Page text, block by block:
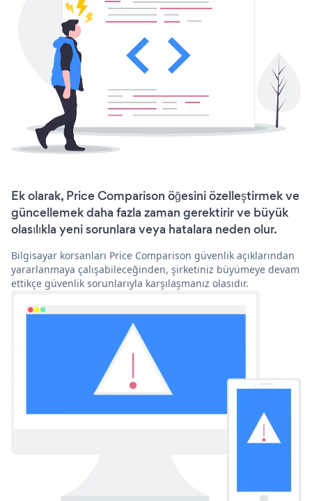
Ek olarak, Price Comparison öğesini özelleştirmek ve
güncellemek daha fazla zaman gerektirir ve büyük
olasılıkla yeni sorunlara veya hatalara neden olur.
Bilgisayar korsanları Price Comparison güvenlik açıklarından
yararlanmaya çalışabileceğinden, şirketiniz büyümeye devam
ettikçe güvenlik sorunlarıyla karşılaşmanız olasıdır.